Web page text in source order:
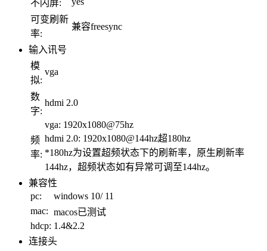
不闪屏:
可变刷新
率:
兼容freesync
输入讯号
模
拟:
vga
数
字:
hdmi 2.0
频
率:
vga: 1920x1080@75hz
hdmi 2.0: 1920x1080@144hz超180hz
*180hz为设置超频状态下的刷新率，原生刷新率
144hz，超频状态如有异常可调至144hz。
兼容性
pc:
windows 10/ 11
mac: macos已测试
hdcp: 1.4&2.2
连接头